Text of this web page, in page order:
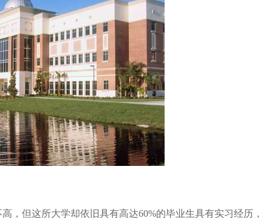
，但这所大学却依旧具有高达60%的毕业生具有实习经历，